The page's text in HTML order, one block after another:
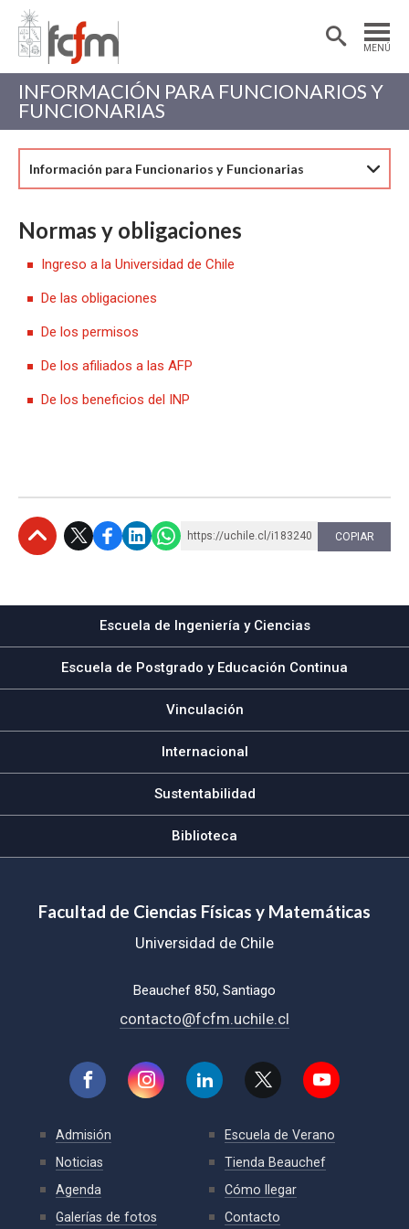
MENÚ
Estudiantes
Académicas/os
INFORMACIÓN PARA FUNCIONARIOS Y
FUNCIONARIAS
Información para Funcionarios y Funcionarias
Normas y obligaciones
Ingreso a la Universidad de Chile
De las obligaciones
De los permisos
De los afiliados a las AFP
De los beneficios del INP
https://uchile.cl/i183240 COPIAR
Escuela de Ingeniería y Ciencias
Escuela de Postgrado y Educación Continua
Vinculación
Internacional
Sustentabilidad
Biblioteca
Facultad de Ciencias Físicas y Matemáticas
Universidad de Chile
Beauchef 850, Santiago
contacto@fcfm.uchile.cl
Admisión
Noticias
Agenda
Galerías de fotos
Escuela de Verano
Tienda Beauchef
Cómo llegar
Contacto